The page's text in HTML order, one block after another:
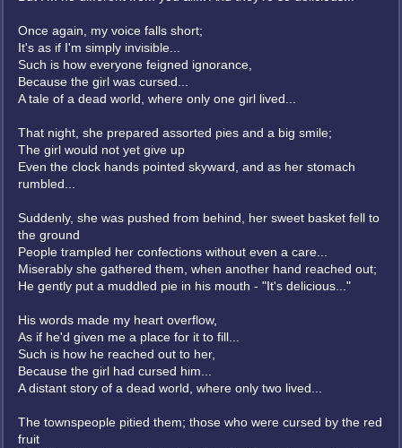
Once again, my voice falls short;
It's as if I'm simply invisible...
Such is how everyone feigned ignorance,
Because the girl was cursed...
A tale of a dead world, where only one girl lived...
That night, she prepared assorted pies and a big smile;
The girl would not yet give up
Even the clock hands pointed skyward, and as her stomach
rumbled...
Suddenly, she was pushed from behind, her sweet basket fell to
the ground
People trampled her confections without even a care...
Miserably she gathered them, when another hand reached out;
He gently put a muddled pie in his mouth - "It's delicious..."
His words made my heart overflow,
As if he'd given me a place for it to fill...
Such is how he reached out to her,
Because the girl had cursed him...
A distant story of a dead world, where only two lived...
The townspeople pitied them; those who were cursed by the red
fruit